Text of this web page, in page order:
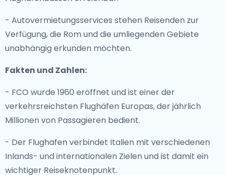
- Autovermietungsservices stehen Reisenden zur
Verfügung, die Rom und die umliegenden Gebiete
unabhängig erkunden möchten.
Fakten und Zahlen:
- FCO wurde 1960 eröffnet und ist einer der
verkehrsreichsten Flughäfen Europas, der jährlich
Millionen von Passagieren bedient.
- Der Flughafen verbindet Italien mit verschiedenen
Inlands- und internationalen Zielen und ist damit ein
wichtiger Reiseknotenpunkt.